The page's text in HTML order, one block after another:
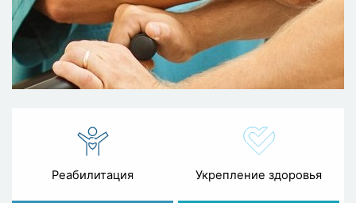
Реабилитация Укрепление здоровья